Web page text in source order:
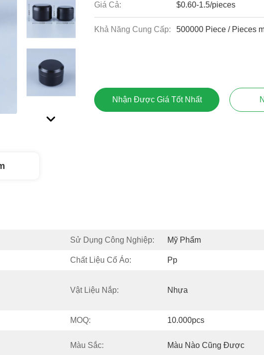
Giá Cả: $0.60-1.5/pieces
Khả Năng Cung Cấp: 500000 Piece / Pieces
Nhận Được Giá Tốt Nhất
Sử Dụng Công Nghiệp: Mỹ Phẩm
Chất Liệu Cổ Áo: Pp
Vật Liệu Nắp: Nhựa
MOQ: 10.000pcs
Màu Sắc: Màu Nào Cũng Được